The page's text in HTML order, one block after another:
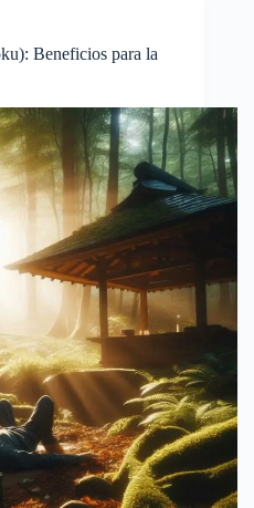
Beneficios para la